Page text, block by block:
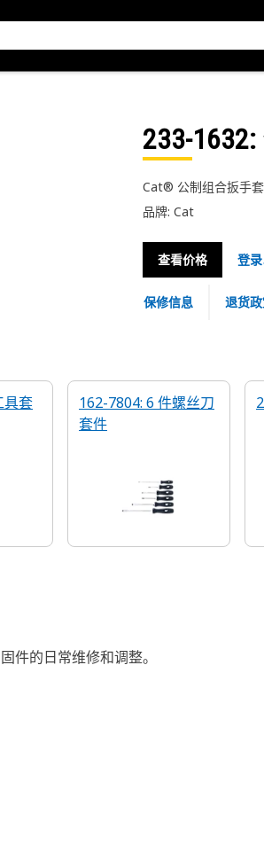
233-1632:
Cat® 公制组合扳手套
品牌: Cat
查看价格 登
保修信息 退货
具套
162-7804: 6 件螺丝刀
套件
件的日常维修和调整。